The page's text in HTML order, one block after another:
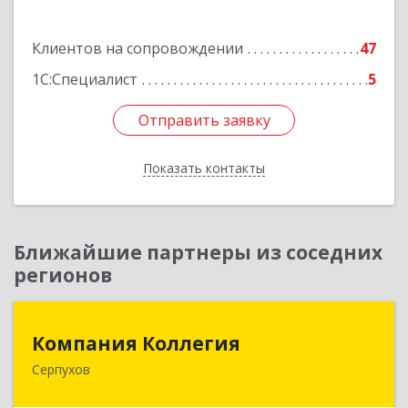
Клиентов на сопровождении
47
1С:Специалист
5
Отправить заявку
Показать контакты
Отправить заявку
Назад
Ближайшие партнеры из соседних
регионов
Компания Коллегия
Серпухов
142211, Московская обл, Серпухов г, Оборонная